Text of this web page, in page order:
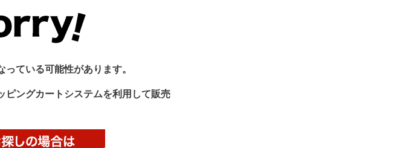
ている可能性があります。
ピングカートシステムを利用して販売